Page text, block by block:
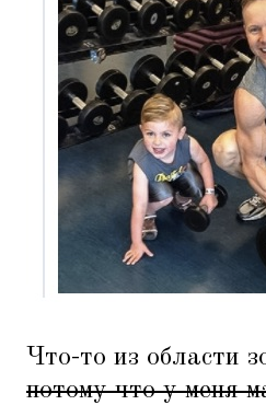
Что-то из области
потому что у меня